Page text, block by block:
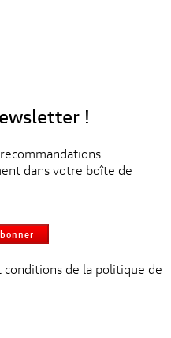
!
dans votre boîte de
de la politique de